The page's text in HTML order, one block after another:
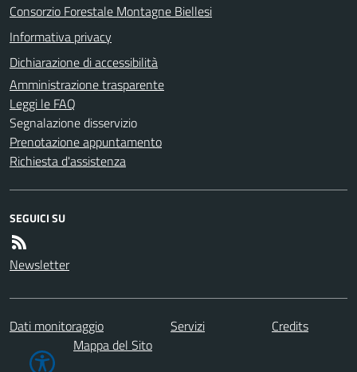
Consorzio Forestale Montagne Biellesi
Informativa privacy
Dichiarazione di accessibilità
Amministrazione trasparente
Leggi le FAQ
Segnalazione disservizio
Prenotazione appuntamento
Richiesta d'assistenza
SEGUICI SU
Newsletter
Dati monitoraggio Servizi
Credits
Mappa del Sito